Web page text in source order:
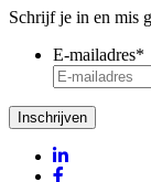
Schrijf je in en mis
E-mailadres*
Inschrijven